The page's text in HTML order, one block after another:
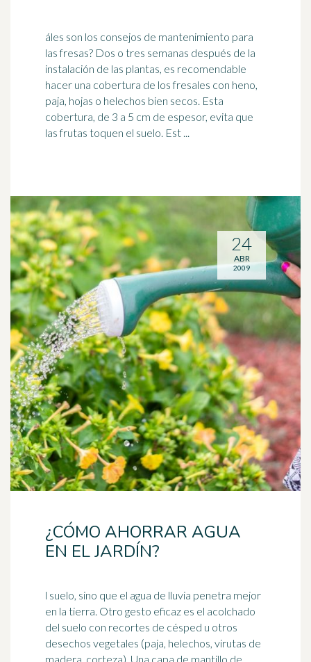
áles son los consejos de mantenimiento para
las fresas? Dos o tres semanas después de la
instalación de las plantas, es recomendable
hacer una cobertura de los fresales con heno,
paja, hojas o helechos bien secos. Esta
cobertura, de 3 a 5 cm de espesor, evita que
las frutas toquen el suelo. Est ...
¿CÓMO AHORRAR AGUA
EN EL JARDÍN?
l suelo, sino que el agua de lluvia penetra mejor
en la tierra. Otro gesto eficaz es el acolchado
del suelo con recortes de césped u otros
desechos vegetales (paja, helechos, virutas de
madera, corteza). Una capa de mantillo de
24
ABR
2009